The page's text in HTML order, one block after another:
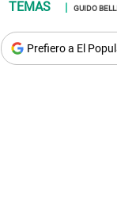
GUIDO
Prefiero a El